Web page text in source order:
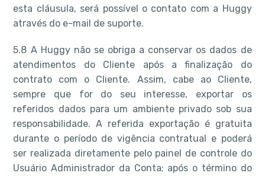
esta cláusula, será possível o contato com a Huggy
através do e-mail de suporte.
5.8 A Huggy não se obriga a conservar os dados de
atendimentos do Cliente após a finalização do
contrato com o Cliente. Assim, cabe ao Cliente,
sempre que for do seu interesse, exportar os
referidos dados para um ambiente privado sob sua
responsabilidade. A referida exportação é gratuita
durante o período de vigência contratual e poderá
ser realizada diretamente pelo painel de controle do
Usuário Administrador da Conta; após o término do